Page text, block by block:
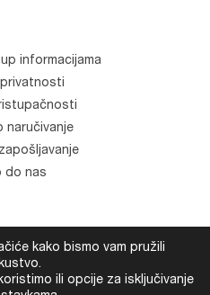
informacijama
naručivanje
do nas
Sva prava zadržana.
Devexus
kako bismo vam pružili
ili opcije za isključivanje